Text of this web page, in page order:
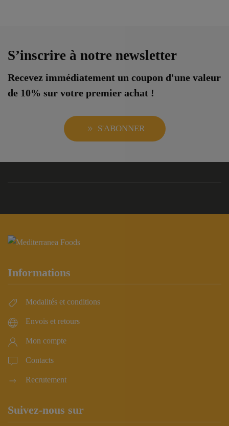
S’inscrire à notre newsletter
Recevez immédiatement un coupon d'une valeur
de 10% sur votre premier achat !
S'ABONNER
Informations
Modalités et conditions
Envois et retours
Mon compte
Contacts
Recrutement
Suivez-nous sur